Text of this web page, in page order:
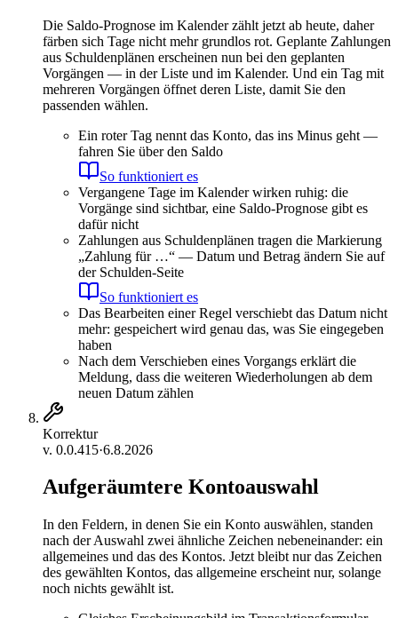
Die Saldo-Prognose im Kalender zählt jetzt ab heute, daher
färben sich Tage nicht mehr grundlos rot. Geplante Zahlungen
aus Schuldenplänen erscheinen nun bei den geplanten
Vorgängen — in der Liste und im Kalender. Und ein Tag mit
mehreren Vorgängen öffnet deren Liste, damit Sie den
passenden wählen.
Ein roter Tag nennt das Konto, das ins Minus geht —
fahren Sie über den Saldo
So funktioniert es
Vergangene Tage im Kalender wirken ruhig: die
Vorgänge sind sichtbar, eine Saldo-Prognose gibt es
dafür nicht
Zahlungen aus Schuldenplänen tragen die Markierung
„Zahlung für …“ — Datum und Betrag ändern Sie auf
der Schulden-Seite
So funktioniert es
Das Bearbeiten einer Regel verschiebt das Datum nicht
mehr: gespeichert wird genau das, was Sie eingegeben
haben
Nach dem Verschieben eines Vorgangs erklärt die
Meldung, dass die weiteren Wiederholungen ab dem
neuen Datum zählen
Korrektur
v. 0.0.415·6.8.2026
Aufgeräumtere Kontoauswahl
In den Feldern, in denen Sie ein Konto auswählen, standen
nach der Auswahl zwei ähnliche Zeichen nebeneinander: ein
allgemeines und das des Kontos. Jetzt bleibt nur das Zeichen
des gewählten Kontos, das allgemeine erscheint nur, solange
noch nichts gewählt ist.